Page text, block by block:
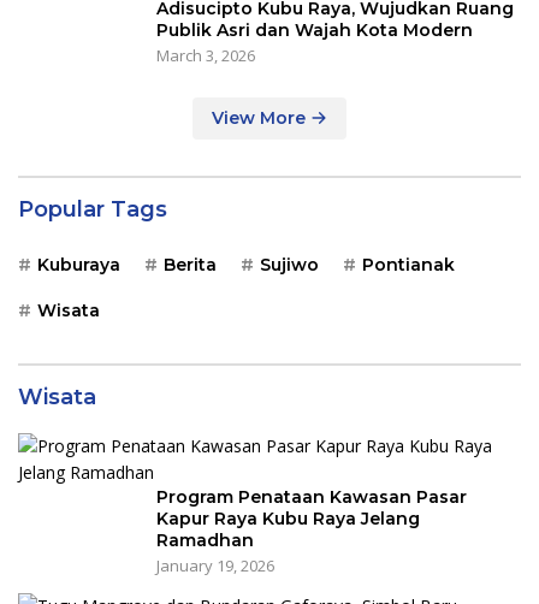
Adisucipto Kubu Raya, Wujudkan Ruang
Publik Asri dan Wajah Kota Modern
March 3, 2026
View More
Popular Tags
Kuburaya Berita Sujiwo Pontianak
Wisata
Wisata
Program Penataan Kawasan Pasar
Kapur Raya Kubu Raya Jelang
Ramadhan
January 19, 2026